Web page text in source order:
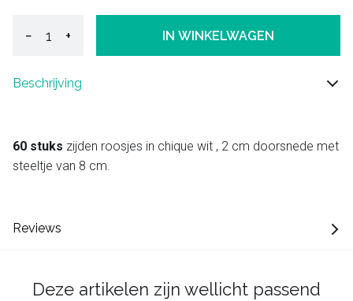
− + IN WINKELWAGEN
Beschrijving
60 stuks zijden roosjes in chique wit , 2 cm doorsnede met
steeltje van 8 cm.
Reviews
Deze artikelen zijn wellicht passend